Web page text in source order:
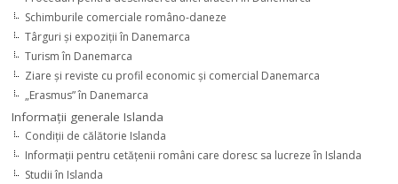
Schimburile comerciale româno-daneze
Târguri şi expoziţii în Danemarca
Turism în Danemarca
Ziare şi reviste cu profil economic şi comercial Danemarca
„Erasmus” în Danemarca
Informaţii generale Islanda
Condiţii de călătorie Islanda
Informaţii pentru cetăţenii români care doresc sa lucreze în Islanda
Studii în Islanda